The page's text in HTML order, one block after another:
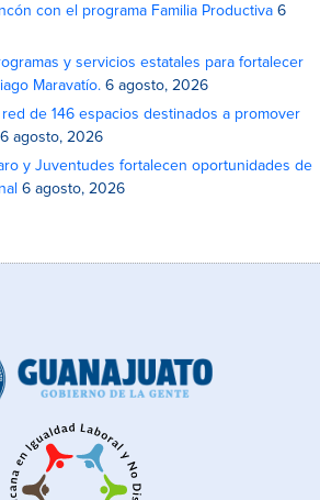
con el programa Familia Productiva 6
y servicios estatales para fortalecer
Maravatío. 6 agosto, 2026
de 146 espacios destinados a promover
6 agosto, 2026
y Juventudes fortalecen oportunidades de
6 agosto, 2026